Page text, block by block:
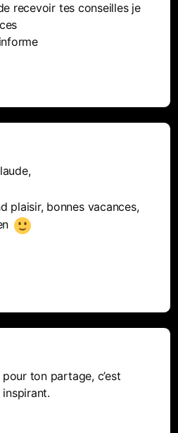
recevoir tes conseilles je
plaisir, bonnes vacances,
ton partage, c’est